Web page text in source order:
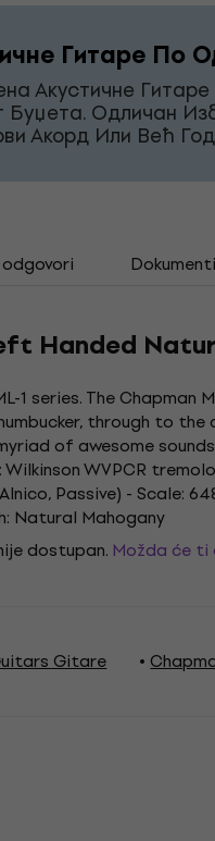
Гитаре По
Акустичне
Буџета. Одличан
Акорд Или Већ
Dokumenti
Handed
series. The Chapman
through to
of awesome
WVPCR
Passive) - Scale:
Natural Mahogany
dostupan. Možda će ti
Gitare